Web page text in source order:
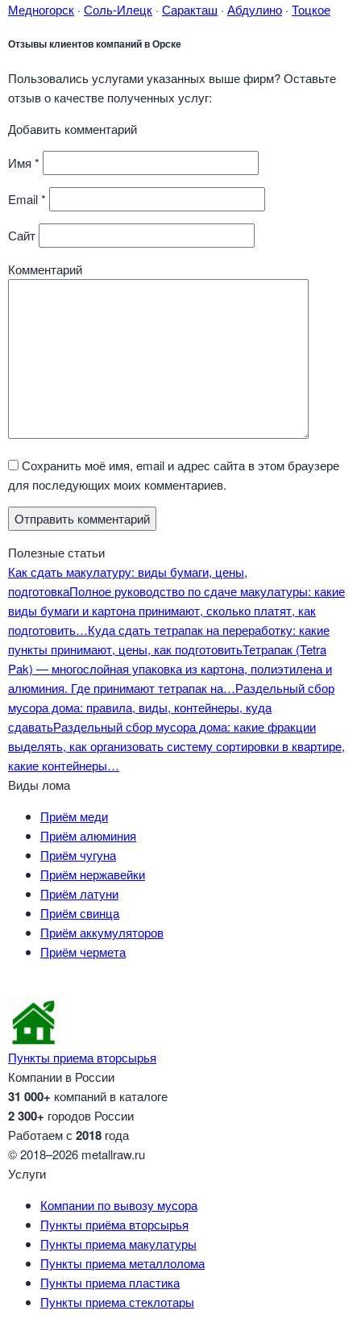
Медногорск · Соль-Илецк · Саракташ · Абдулино · Тоцкое
Отзывы клиентов компаний в Орске
Пользовались услугами указанных выше фирм? Оставьте
отзыв о качестве полученных услуг:
Добавить комментарий
Имя *
Email*
Сайт
Комментарий
Сохранить моё имя, email и адрес сайта в этом браузере
для последующих моих комментариев.
Полезные статьи
Как сдать макулатуру: виды бумаги, цены,
подготовкаПолное руководство по сдаче макулатуры: какие
виды бумаги и картона принимают, сколько платят, как
подготовить…Куда сдать тетрапак на переработку: какие
пункты принимают, цены, как подготовитьТетрапак (Tetra
Pak) — многослойная упаковка из картона, полиэтилена и
алюминия. Где принимают тетрапак на…Раздельный сбор
мусора дома: правила, виды, контейнеры, куда
сдаватьРаздельный сбор мусора дома: какие фракции
выделять, как организовать систему сортировки в квартире,
какие контейнеры…
Виды лома
Приём меди
Приём алюминия
Приём чугуна
Приём нержавейки
Приём латуни
Приём свинца
Приём аккумуляторов
Приём чермета
Пункты приема вторсырья
Компании в России
31 000+ компаний в каталоге
2 300+ городов России
Работаем с 2018 года
© 2018–2026 metallraw.ru
Услуги
Компании по вывозу мусора
Пункты приёма вторсырья
Пункты приема макулатуры
Пункты приема металлолома
Пункты приема пластика
Пункты приема стеклотары